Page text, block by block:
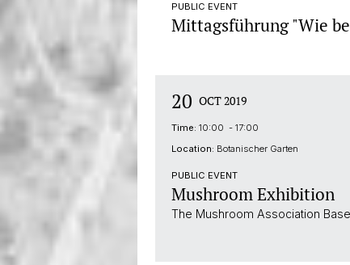
PUBLIC EVENT
Mittagsführung "Wie
20 OCT 2019
Time: 10:00 - 17:00
Location: Botanischer Garten
PUBLIC EVENT
Mushroom Exhibition
The Mushroom Association